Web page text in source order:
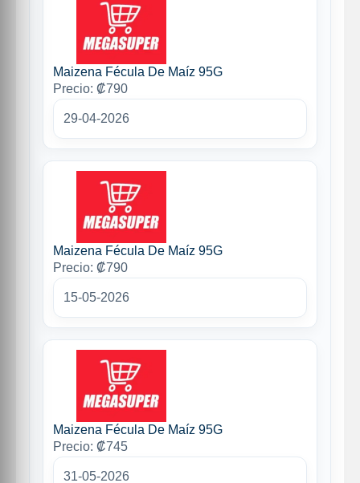
Maizena Fécula De Maíz 95G
Precio: ₡790
29-04-2026
Maizena Fécula De Maíz 95G
Precio: ₡790
15-05-2026
Maizena Fécula De Maíz 95G
Precio: ₡745
31-05-2026